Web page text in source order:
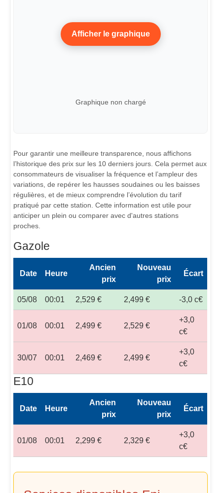
Afficher le graphique
Graphique non chargé
Pour garantir une meilleure transparence, nous affichons
l’historique des prix sur les 10 derniers jours. Cela permet aux
consommateurs de visualiser la fréquence et l’ampleur des
variations, de repérer les hausses soudaines ou les baisses
régulières, et de mieux comprendre l’évolution du tarif
pratiqué par cette station. Cette information est utile pour
anticiper un plein ou comparer avec d'autres stations
proches.
Gazole
Date Heure
Ancien
prix
Nouveau
prix
Écart
05/08 00:01 2,529 € 2,499 € -3,0 c€
01/08 00:01 2,499 € 2,529 €
+3,0
c€
30/07 00:01 2,469 € 2,499 €
+3,0
c€
E10
Date Heure
Ancien
prix
Nouveau
prix
Écart
01/08 00:01 2,299 € 2,329 €
+3,0
c€